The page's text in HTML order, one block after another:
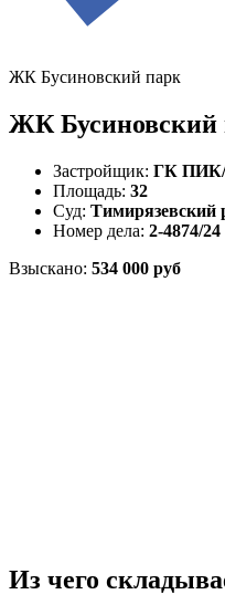
ЖК Бусиновский парк
ЖК Бусиновский
Застройщик: ГК
Площадь: 32
Суд: Тимирязевский
Номер дела: 2-4874/24
Взыскано: 534 000 руб
Из чего